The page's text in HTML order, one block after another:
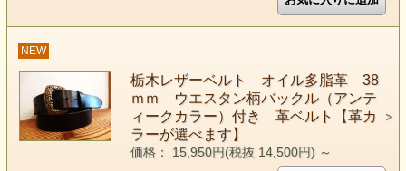
NEW
栃木レザーベルト オイル多脂革 38
ｍｍ ウエスタン柄バックル（アンテ
ィークカラー）付き 革ベルト【革カ
ラーが選べます】
価格： 15,950円(税抜 14,500円) ～